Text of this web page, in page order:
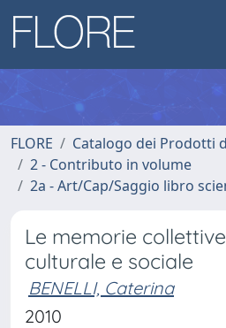
FLORE
Catalogo dei Prodotti
2 - Contributo in volume
2a - Art/Cap/Saggio libro
Le memorie
culturale e sociale
BENELLI, Caterina
2010